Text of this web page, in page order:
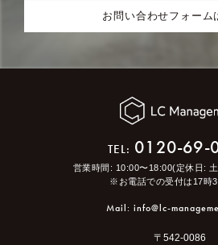
お問い合わせフォーム
TEL: 0120-69-
営業時間: 10:00〜18:00(定休日:
※お電話での受付は17時
Mail: info@lc-
〒542-0086